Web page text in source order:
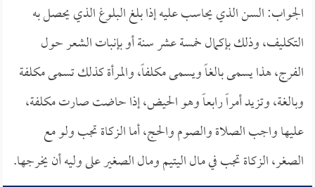
الجواب: السن الذي يحاسب عليه إذا بلغ البلوغ الذي يحصل به
التكليف، وذلك بإكمال خمسة عشر سنة أو بإنبات الشعر حول
الفرج، هذا يسمى بالغاً ويسمى مكلفاً، والمرأة كذلك تسمى مكلفة
وبالغة، وتزيد أمراً رابعاً وهو الحيض، إذا حاضت صارت مكلفة،
عليها واجب الصلاة والصوم والحج، أما الزكاة تجب ولو مع
الصغر، الزكاة تجب في مال اليتيم ومال الصغير على وليه أن يخرجها.